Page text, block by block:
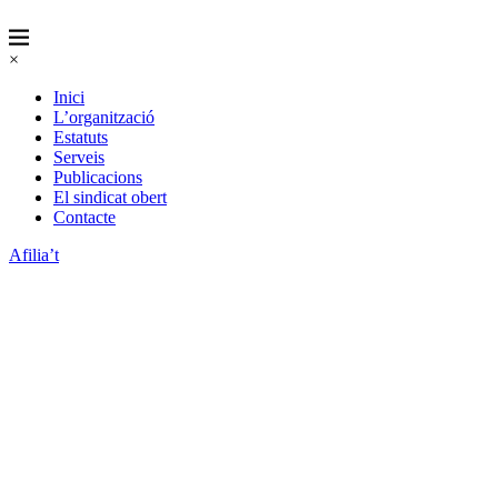
×
Inici
L’organització
Estatuts
Serveis
Publicacions
El sindicat obert
Contacte
Afilia’t